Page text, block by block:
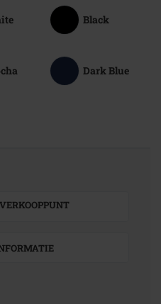
Black
Dark Blue